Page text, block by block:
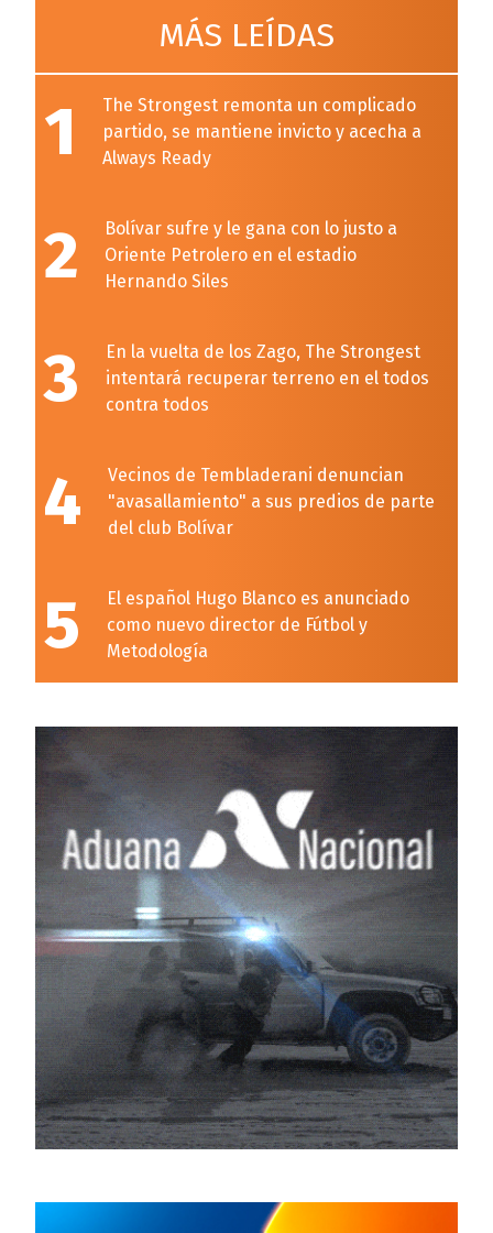
MÁS LEÍDAS
1
The Strongest remonta un complicado
partido, se mantiene invicto y acecha a
Always Ready
2
Bolívar sufre y le gana con lo justo a
Oriente Petrolero en el estadio
Hernando Siles
3
En la vuelta de los Zago, The Strongest
intentará recuperar terreno en el todos
contra todos
4
Vecinos de Tembladerani denuncian
"avasallamiento" a sus predios de parte
del club Bolívar
5
El español Hugo Blanco es anunciado
como nuevo director de Fútbol y
Metodología